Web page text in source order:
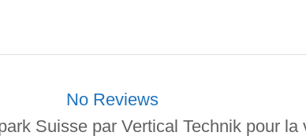
No Reviews
Suisse par Vertical Technik pour